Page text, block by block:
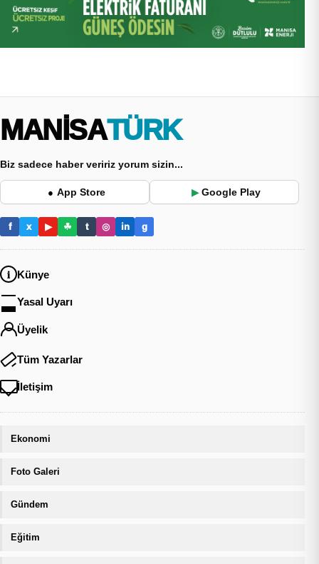
MANİSA TÜRK
Biz sadece haber veririz yorum sizin...
● App Store ▶ Google Play
f x ▶ ☘ t ◎ in g
Künye
Yasal Uyarı
Üyelik
Tüm Yazarlar
İletişim
Ekonomi
Foto Galeri
Gündem
Eğitim